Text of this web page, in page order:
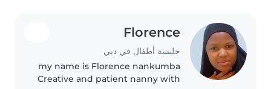
Florence
جليسة أطفال في دبي
my name is Florence nankumba
Creative and patient nanny with